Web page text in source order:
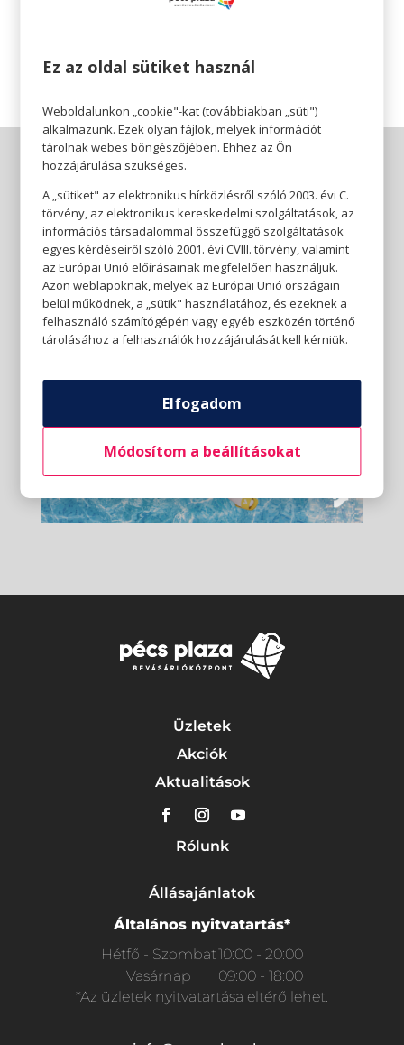
Üzletek
Akciók
Aktualitások
Rólunk
Állásajánlatok
Általános nyitvatartás*
Hétfő - Szombat10:00 - 20:00
Vasárnap
09:00 - 18:00
*Az üzletek nyitvatartása eltérő lehet.
Ez az oldal sütiket használ
Weboldalunkon „cookie"-kat (továbbiakban „süti")
alkalmazunk. Ezek olyan fájlok, melyek információt
tárolnak webes böngészőjében. Ehhez az Ön
hozzájárulása szükséges.
A „sütiket" az elektronikus hírközlésről szóló 2003. évi C.
törvény, az elektronikus kereskedelmi szolgáltatások, az
információs társadalommal összefüggő szolgáltatások
egyes kérdéseiről szóló 2001. évi CVIII. törvény, valamint
az Európai Unió előírásainak megfelelően használjuk.
Azon weblapoknak, melyek az Európai Unió országain
belül működnek, a „sütik" használatához, és ezeknek a
felhasználó számítógépén vagy egyéb eszközén történő
tárolásához a felhasználók hozzájárulását kell kérniük.
Elfogadom
Módosítom a beállításokat